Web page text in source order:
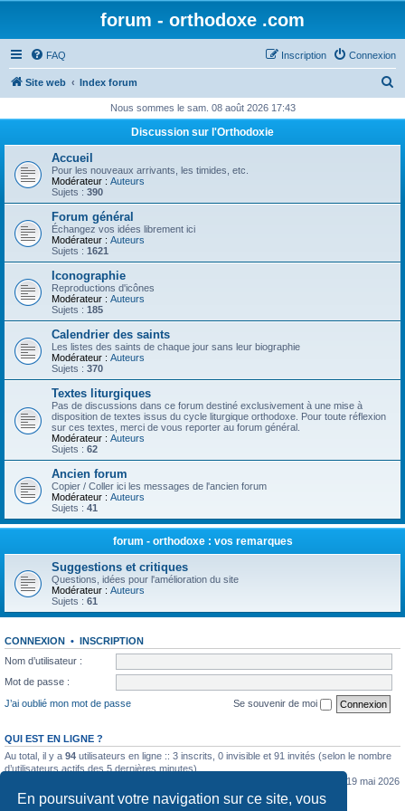
En poursuivant votre navigation sur ce site, vous
forum - orthodoxe .com
FAQ Connexion
Inscription
Site web Index forum
h
Nous sommes le sam. 08 août 2026 17:43
Discussion sur l'Orthodoxie
Accueil
Pour les nouveaux arrivants, les timides, etc.
Modérateur : Auteurs
Sujets : 390
Forum général
Échangez vos idées librement ici
Modérateur : Auteurs
Sujets : 1621
Iconographie
Reproductions d'icônes
Modérateur : Auteurs
Sujets : 185
Calendrier des saints
Les listes des saints de chaque jour sans leur biographie
Modérateur : Auteurs
Sujets : 370
Textes liturgiques
Pas de discussions dans ce forum destiné exclusivement à une mise à
disposition de textes issus du cycle liturgique orthodoxe. Pour toute réflexion
sur ces textes, merci de vous reporter au forum général.
Modérateur : Auteurs
Sujets : 62
Ancien forum
Copier / Coller ici les messages de l'ancien forum
Modérateur : Auteurs
Sujets : 41
forum - orthodoxe : vos remarques
Suggestions et critiques
Questions, idées pour l'amélioration du site
Modérateur : Auteurs
Sujets : 61
CONNEXION • INSCRIPTION
Nom d’utilisateur :
Mot de passe :
J’ai oublié mon mot de passe
Se souvenir de moi
QUI EST EN LIGNE ?
Au total, il y a 94 utilisateurs en ligne :: 3 inscrits, 0 invisible et 91 invités (selon le nombre
d’utilisateurs actifs des 5 dernières minutes)
le mar. 19 mai 2026
0:07